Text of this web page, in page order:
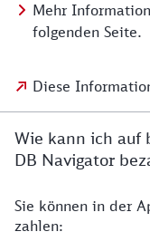
Mehr
folgenden Seite.
Diese
Wie kann ich auf
DB Navigator
Sie können in der
zahlen: